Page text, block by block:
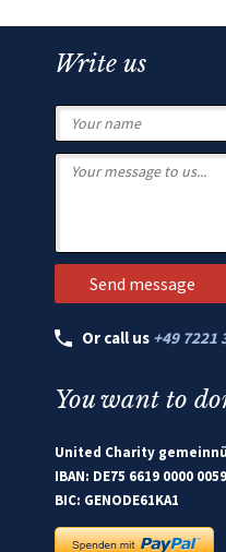
Write us
Or call us +49 7221
You want to
United Charity
IBAN: DE75 6619 0000
BIC: GENODE61KA1